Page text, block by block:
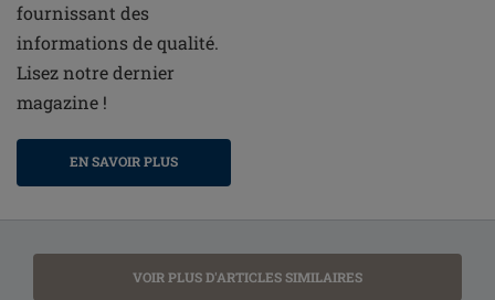
fournissant des
informations de qualité.
Lisez notre dernier
magazine !
EN SAVOIR PLUS
VOIR PLUS D'ARTICLES SIMILAIRES